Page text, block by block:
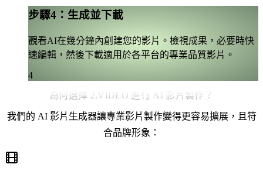
步驟4：生成並下載
觀看AI在幾分鐘內創建您的影片。檢視成果，必要時快
速編輯，然後下載適用於各平台的專業品質影片。
4
為何選擇 2.VIDEO 進行 AI 影片製作？
我們的 AI 影片生成器讓專業影片製作變得更容易擴展，且符
合品牌形象：